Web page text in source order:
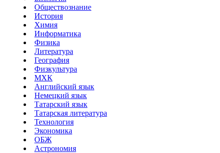
Обществознание
История
Химия
Информатика
Физика
Литература
География
Физкультура
МХК
Английский язык
Немецкий язык
Татарский язык
Татарская литература
Технология
Экономика
ОБЖ
Астрономия